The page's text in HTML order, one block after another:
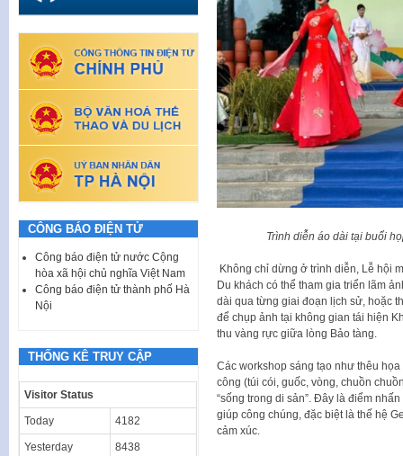
Trình diễn áo dài tại buổi
Không chỉ dừng ở trình diễn, Lễ hội
Du khách có thể tham gia triển lãm
dài qua từng giai đoạn lịch sử, hoặc
để chụp ảnh tại không gian tái hiện
thu vàng rực giữa lòng Bảo tàng.
Các workshop sáng tạo như thêu
công (túi cói, guốc, vòng, chuồn
“sống trong di sản”. Đây là điểm
giúp công chúng, đặc biệt là thế hệ
cảm xúc.
CÔNG BÁO ĐIỆN TỬ
Công báo điện tử nước Cộng
hòa xã hội chủ nghĩa Việt Nam
Công báo điện tử thành phố Hà
Nội
THỐNG KÊ TRUY CẬP
Visitor Status
Today 4182
Yesterday 8438